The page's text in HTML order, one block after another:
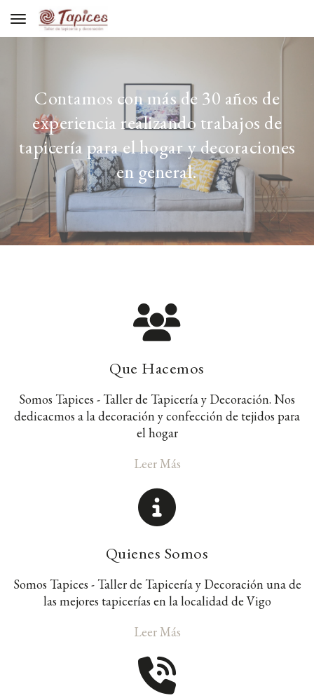
Toggle navigation
Contamos con más de 30 años de
experiencia realizando trabajos de
tapicería para el hogar y decoraciones
en general.
Que Hacemos
Somos Tapices - Taller de Tapicería y Decoración. Nos
dedicacmos a la decoración y confección de tejidos para
el hogar
Leer Más
Quienes Somos
Somos Tapices - Taller de Tapicería y Decoración una de
las mejores tapicerías en la localidad de Vigo
Leer Más